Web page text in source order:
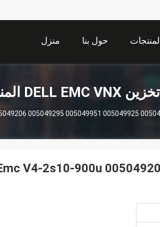
منزل حول بنا
تخزين DELL EMC VNX المنتجات
005049295 005049951 005049925
V4-2s10-900u